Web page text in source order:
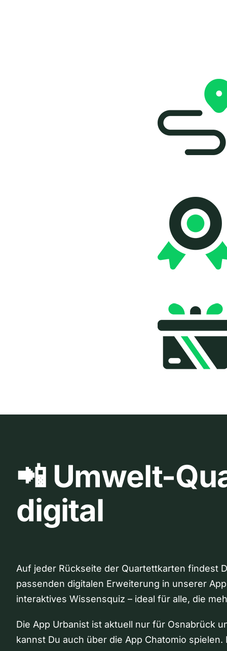
📲 Umwelt-
digital
Auf jeder Rückseite der Quartettkarten findest
passenden digitalen Erweiterung in unserer
interaktives Wissensquiz – ideal für alle, die
Die App Urbanist ist aktuell nur für Osnabrück
kannst Du auch über die App Chatomio